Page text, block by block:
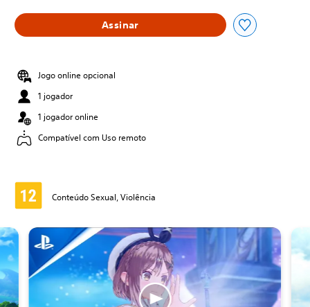
Assinar
Jogo online opcional
1 jogador
1 jogador online
Compatível com Uso remoto
Conteúdo Sexual, Violência